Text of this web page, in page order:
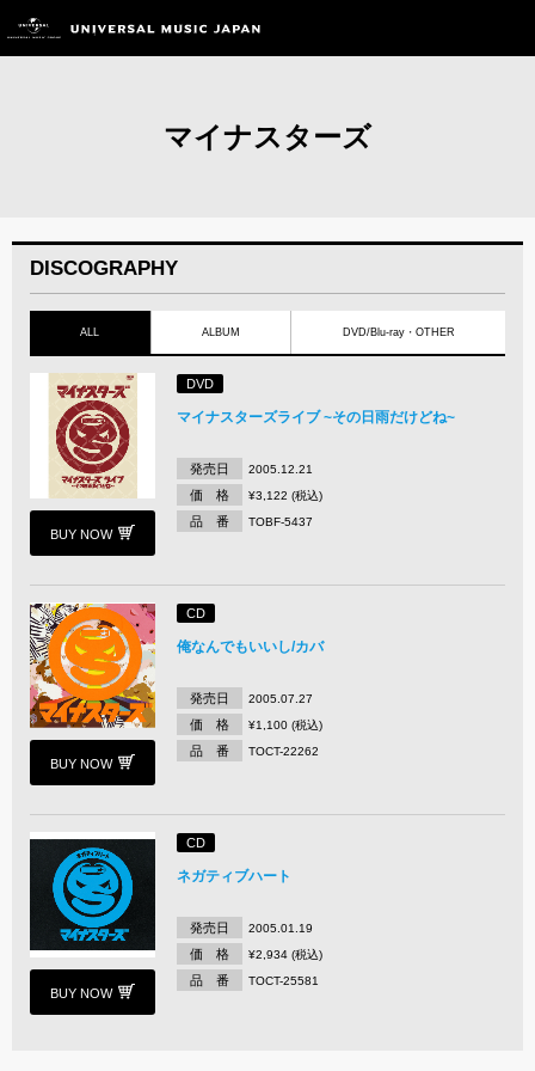
マイナスターズ
DISCOGRAPHY
ALL ALBUM DVD/Blu-ray・OTHER
BUY NOW
DVD
マイナスターズライブ ~その日雨だけどね~
発売日 2005.12.21
価 格 ¥3,122 (税込)
品 番 TOBF-5437
BUY NOW
CD
俺なんでもいいし/カバ
発売日 2005.07.27
価 格 ¥1,100 (税込)
品 番 TOCT-22262
BUY NOW
CD
ネガティブハート
発売日 2005.01.19
価 格 ¥2,934 (税込)
品 番 TOCT-25581